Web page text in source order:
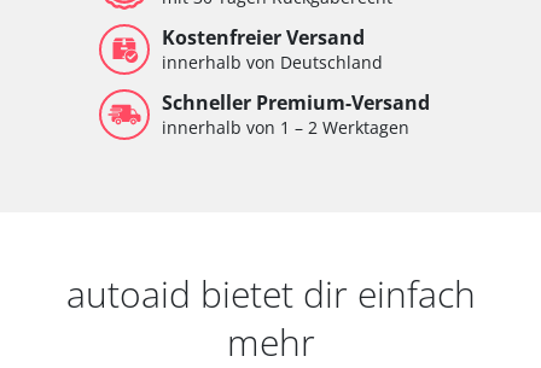
Kostenfreier Versand
innerhalb von Deutschland
Schneller Premium-Versand
innerhalb von 1 – 2 Werktagen
autoaid bietet dir einfach
mehr